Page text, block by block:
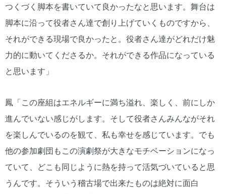
つくづく脚本を書いていて良かったなと思います。舞台は
脚本に沿って役者さん達で創り上げていくものですから、
それができる現場で良かったと。役者さん達がどれだけ魅
力的に動いてくださるか。それができる作品になっている
と思います」
鳳「この座組はエネルギーに満ち溢れ、楽しく、前にしか
進んでいない感じがします。そして役者さんみんながそれ
を楽しんでいるのを観て、私も幸せを感じています。でも
他の参加劇団もこの演劇祭が大きなモチベーションになっ
ていて、どこも同じように熱を持って活気づいていると思
うんです。そういう稽古場で出来たものは絶対に面白